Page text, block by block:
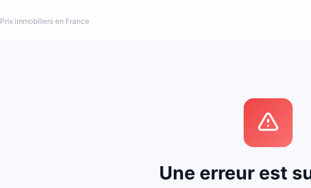
Prix immobiliers en France
Une erreur est